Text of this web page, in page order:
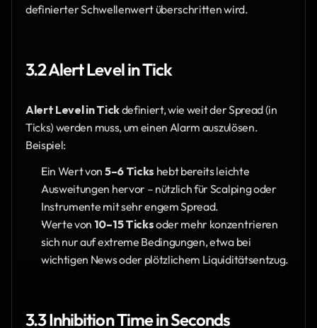
definierter Schwellenwert überschritten wird.
3.2 Alert Level in Tick
Alert Level in Tick definiert, wie weit der Spread (in
Ticks) werden muss, um einen Alarm auszulösen.
Beispiel:
Ein Wert von 5–6 Ticks hebt bereits leichte
Ausweitungen hervor – nützlich für Scalping oder
Instrumente mit sehr engem Spread.
Werte von 10–15 Ticks oder mehr konzentrieren
sich nur auf extreme Bedingungen, etwa bei
wichtigen News oder plötzlichem Liquiditätsentzug.
3.3 Inhibition Time in Seconds